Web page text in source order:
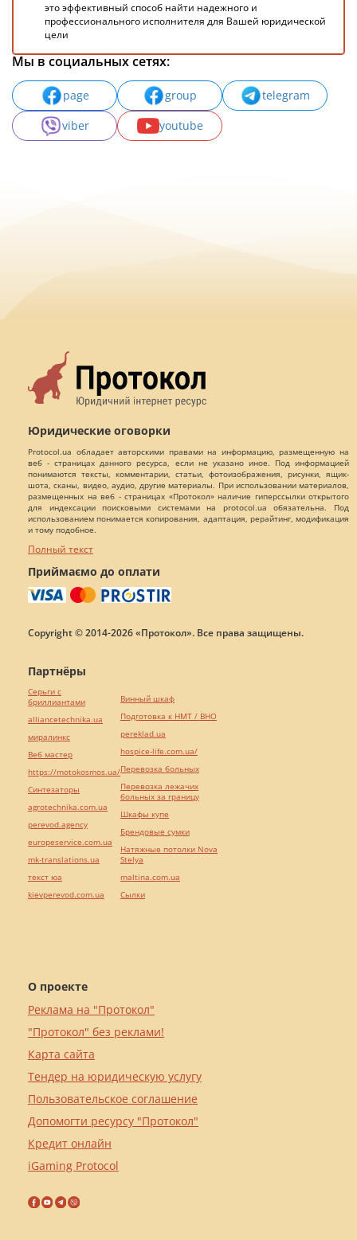
это эффективный способ найти надежного и
профессионального исполнителя для Вашей юридической
цели
Мы в социальных сетях:
page group
telegram
viber
youtube
Юридические оговорки
Protocol.ua обладает авторскими правами на информацию, размещенную на
веб - страницах данного ресурса, если не указано иное. Под информацией
понимаются тексты, комментарии, статьи, фотоизображения, рисунки, ящик-
шота, сканы, видео, аудио, другие материалы. При использовании материалов,
размещенных на веб - страницах «Протокол» наличие гиперссылки открытого
для индексации поисковыми системами на protocol.ua обязательна. Под
использованием понимается копирования, адаптация, рерайтинг, модификация
и тому подобное.
Полный текст
Приймаємо до оплати
Copyright © 2014-2026 «Протокол». Все права защищены.
О проекте
Реклама на "Протокол"
"Протокол" без реклами!
Карта сайта
Тендер на юридическую услугу
Пользовательское соглашение
Допомогти ресурсу "Протокол"
Кредит онлайн
iGaming Protocol
Партнёры
Серьги с
бриллиантами
alliancetechnika.ua
миралинкс
Веб мастер
https://motokosmos.ua/
Синтезаторы
agrotechnika.com.ua
perevod.agency
europeservice.com.ua
mk-translations.ua
текст юа
kievperevod.com.ua
Винный шкаф
Подготовка к НМТ / ВНО
pereklad.ua
hospice-life.com.ua/
Перевозка больных
Перевозка лежачих
больных за границу
Шкафы купе
Брендовые сумки
Натяжные потолки Nova
Stelya
maltina.com.ua
Cылки